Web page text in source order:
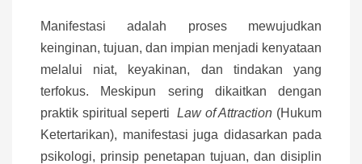
Manifestasi adalah proses mewujudkan
keinginan, tujuan, dan impian menjadi kenyataan
melalui niat, keyakinan, dan tindakan yang
terfokus. Meskipun sering dikaitkan dengan
praktik spiritual sepertiLaw of Attraction (Hukum
Ketertarikan), manifestasi juga didasarkan pada
psikologi, prinsip penetapan tujuan, dan disiplin